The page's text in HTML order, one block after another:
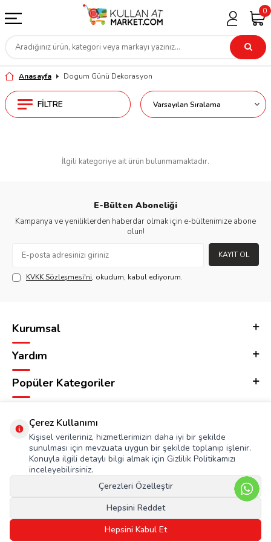
0
Anasayfa Dogum Günü Dekorasyon
FILTRE
İlgili kategoriye ait ürün bulunmamaktadır.
E-Bülten Aboneliği
Kampanya ve yeniliklerden haberdar olmak için e-bültenimize abone
olun!
KAYIT OL
KVKK Sözleşmesi'ni, okudum, kabul ediyorum.
Kurumsal
Yardım
Popüler Kategoriler
Çerez Kullanımı
Kişisel verileriniz, hizmetlerimizin daha iyi bir şekilde
sunulması için mevzuata uygun bir şekilde toplanıp işlenir.
Konuyla ilgili detaylı bilgi almak için Gizlilik Politikamızı
inceleyebilirsiniz.
Çerezleri Özelleştir
Hepsini Reddet
Hepsini Kabul Et